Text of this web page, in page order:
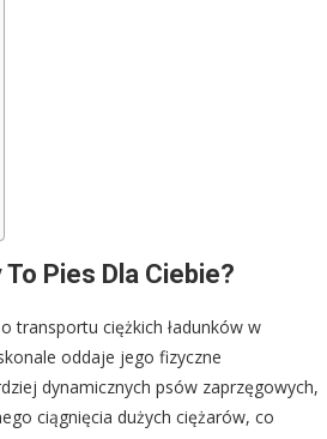
Pies Dla Ciebie?
transportu ciężkich ładunków w
oddaje jego fizyczne
dynamicznych psów zaprzęgowych,
ciągnięcia dużych ciężarów, co